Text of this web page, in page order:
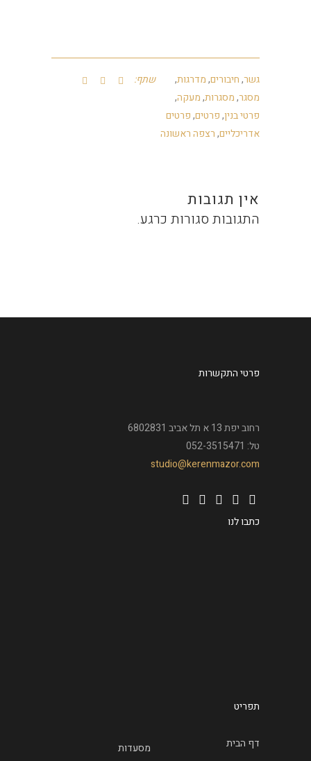
גשר,חיבורים,מדרגות,
מסגר,מסגרות,מעקה,
פרטי בנין,פרטים,פרטים
אדריכליים,רצפה ראשונה
שתף:
אין תגובות
התגובות סגורות כרגע.
פרטי התקשרות
רחוב יפת 13 א תל אביב 6802831
טל: 052-3515471
studio@kerenmazor.com
כתבו לנו
תפריט
דף הבית מסעדות